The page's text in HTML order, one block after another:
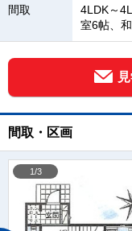
間取
4LDK～
室6帖、
間取・区画
1/3